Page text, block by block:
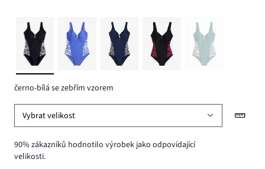
černo-bílá se zebřím vzorem
Vybrat velikost
90% zákazníků hodnotilo výrobek jako odpovídající
velikosti.